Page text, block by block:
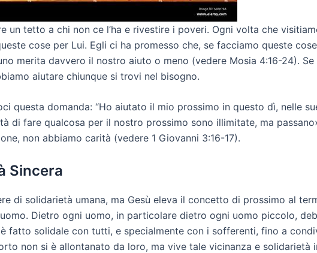
un tetto a chi non ce l’ha e rivestire i poveri. Ogni volta che
cose per Lui. Egli ci ha promesso che, se facciamo queste
merita davvero il nostro aiuto o meno (vedere Mosia 4:16-24).
aiutare chiunque si trovi nel bisogno.
questa domanda: “Ho aiutato il mio prossimo in questo dì, nelle
di fare qualcosa per il nostro prossimo sono illimitate, ma
non abbiamo carità (vedere 1 Giovanni 3:16-17).
Sincera
di solidarietà umana, ma Gesù eleva il concetto di prossimo al
Dietro ogni uomo, in particolare dietro ogni uomo piccolo,
fatto solidale con tutti, e specialmente con i sofferenti, fino a
non si è allontanato da loro, ma vive tale vicinanza e solidarietà